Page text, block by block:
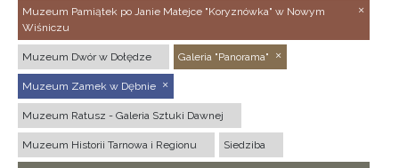
Muzeum Pamiątek po Janie Matejce "Koryznówka" w Nowym
Wiśniczu
Muzeum Dwór w Dołędze Galeria "Panorama"
Muzeum Zamek w Dębnie
Muzeum Ratusz - Galeria Sztuki Dawnej
Muzeum Historii Tarnowa i Regionu Siedziba